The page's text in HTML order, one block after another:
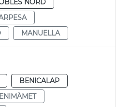
NORD
MANUELLA
BENICALAP